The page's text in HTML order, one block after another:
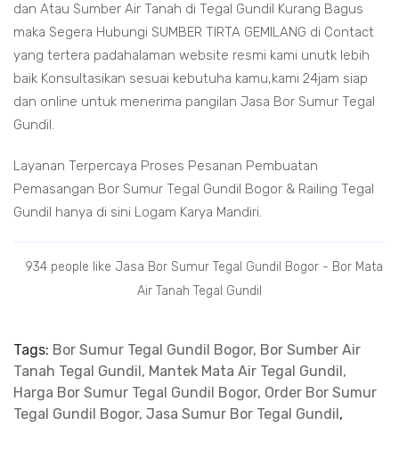
dan Atau Sumber Air Tanah di Tegal Gundil Kurang Bagus
maka Segera Hubungi SUMBER TIRTA GEMILANG di Contact
yang tertera padahalaman website resmi kami unutk lebih
baik Konsultasikan sesuai kebutuha kamu,kami 24jam siap
dan online untuk menerima pangilan Jasa Bor Sumur Tegal
Gundil.
Layanan Terpercaya Proses Pesanan Pembuatan
Pemasangan Bor Sumur Tegal Gundil Bogor & Railing Tegal
Gundil hanya di sini Logam Karya Mandiri.
934 people like Jasa Bor Sumur Tegal Gundil Bogor - Bor Mata
Air Tanah Tegal Gundil
Tags: Bor Sumur Tegal Gundil Bogor, Bor Sumber Air
Tanah Tegal Gundil, Mantek Mata Air Tegal Gundil,
Harga Bor Sumur Tegal Gundil Bogor, Order Bor Sumur
Tegal Gundil Bogor, Jasa Sumur Bor Tegal Gundil,